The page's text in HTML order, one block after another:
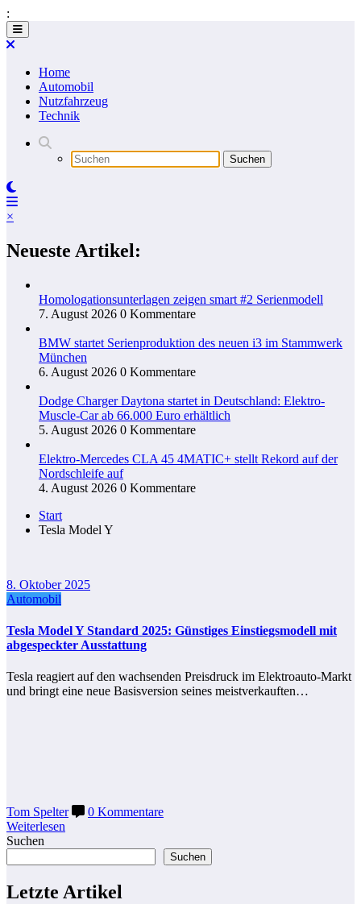
:
Zum
Inhalt
Home
Automobil
Nutzfahrzeug
Technik
×
Neueste Artikel:
Homologationsunterlagen zeigen smart #2 Serienmodell
7. August 2026 0 Kommentare
BMW startet Serienproduktion des neuen i3 im Stammwerk
München
6. August 2026 0 Kommentare
Dodge Charger Daytona startet in Deutschland: Elektro-
Muscle-Car ab 66.000 Euro erhältlich
5. August 2026 0 Kommentare
Elektro-Mercedes CLA 45 4MATIC+ stellt Rekord auf der
Nordschleife auf
4. August 2026 0 Kommentare
Start
Tesla Model Y
8. Oktober 2025
Automobil
Tesla Model Y Standard 2025: Günstiges Einstiegsmodell mit
abgespeckter Ausstattung
Tesla reagiert auf den wachsenden Preisdruck im Elektroauto-Markt
und bringt eine neue Basisversion seines meistverkauften…
Tom Spelter
0 Kommentare
Weiterlesen
Suchen
Suchen
Letzte Artikel